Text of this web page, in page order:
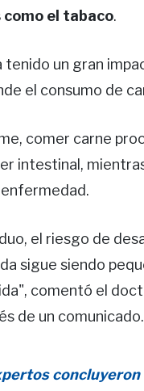
el tabaco.
tenido un gran
el consumo de
comer carne
intestinal,
el riesgo de
sigue siendo
comentó el
de un comunicado.